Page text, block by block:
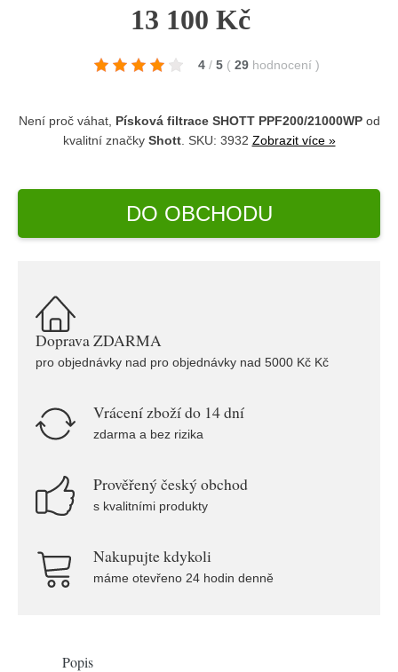
13 100 Kč
4 / 5 ( 29 hodnocení )
Není proč váhat, Písková filtrace SHOTT PPF200/21000WPod
kvalitní značky Shott. SKU: 3932 Zobrazit více »
DO OBCHODU
Doprava ZDARMA
pro objednávky nad pro objednávky nad 5000 Kč Kč
Vrácení zboží do 14 dní
zdarma a bez rizika
Prověřený český obchod
s kvalitními produkty
Nakupujte kdykoli
máme otevřeno 24 hodin denně
Popis